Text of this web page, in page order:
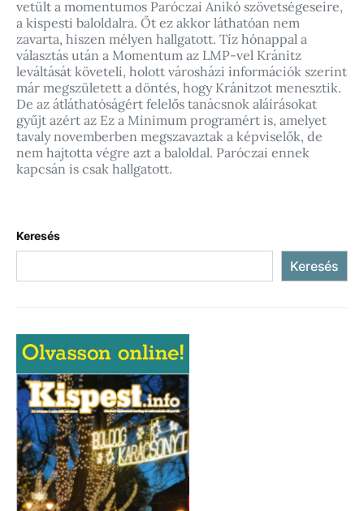
vetült a momentumos Paróczai Anikó szövetségeseire,
a kispesti baloldalra. Őt ez akkor láthatóan nem
zavarta, hiszen mélyen hallgatott. Tíz hónappal a
választás után a Momentum az LMP-vel Kránitz
leváltását követeli, holott városházi információk szerint
már megszületett a döntés, hogy Kránitzot menesztik.
De az átláthatóságért felelős tanácsnok aláírásokat
gyűjt azért az Ez a Minimum programért is, amelyet
tavaly novemberben megszavaztak a képviselők, de
nem hajtotta végre azt a baloldal. Paróczai ennek
kapcsán is csak hallgatott.
Keresés
Keresés